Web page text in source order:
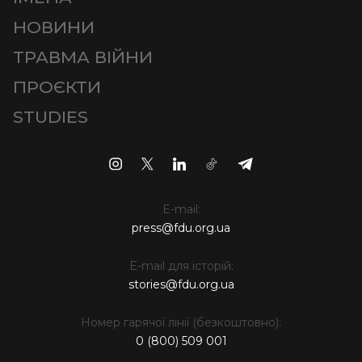
НОВИНИ
ТРАВМА ВІЙНИ
ПРОЄКТИ
STUDIES
E-mail:
press@fdu.org.ua
E-mail для історій:
stories@fdu.org.ua
Номер гарячої лінії (безкоштовно):
0 (800) 509 001